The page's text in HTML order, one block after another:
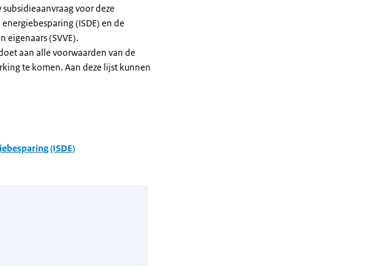
voor deze
(ISDE) en de
eigenaars (SVVE).
aan alle voorwaarden van de
te komen. Aan deze lijst kunnen
(ISDE)